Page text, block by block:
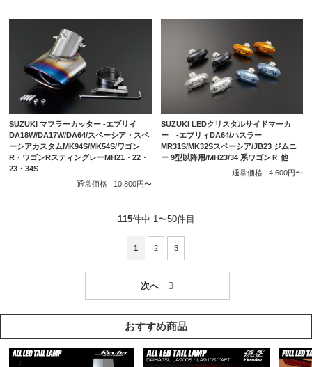
SUZUKI マフラーカッター -エブリイ
DA18W/DA17W/DA64/スペーシア・スペ
ーシアカスタムMK94S/MK54S/ワゴン
R・ワゴンRスティングレーMH21・22・
23・34S
通常価格
10,800円〜
SUZUKI LEDクリスタルサイドマーカ
ー -エブリィDA64/ハスラー
MR31S/MK32Sスペーシア/JB23 ジムニ
ー 9型以降用/MH23/34 系ワゴンＲ 他
通常価格
4,600円〜
115件中 1〜50件目
1 2 3
おすすめ商品